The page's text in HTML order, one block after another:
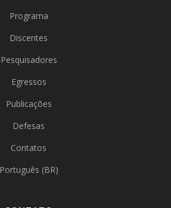
Programa
Discentes
Pesquisadores
Egressos
Publicações
Defesas
Contatos
Português (BR)